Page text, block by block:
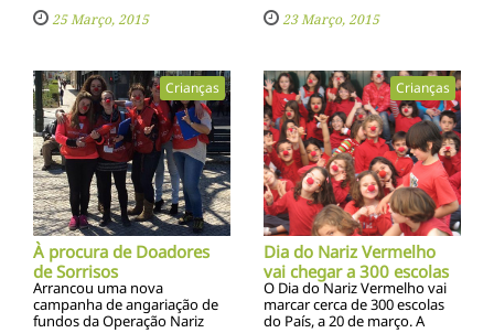
MarShopping, em
Matosinhos, e ajudar crianças
25 Março, 2015
a comunidade para a
importância de apostar na
23 Março, 2015
Crianças
À procura de Doadores
de Sorrisos
Arrancou uma nova
campanha de angariação de
fundos da Operação Nariz
Crianças
Dia do Nariz Vermelho
vai chegar a 300 escolas
O Dia do Nariz Vermelho vai
marcar cerca de 300 escolas
do País, a 20 de março. A